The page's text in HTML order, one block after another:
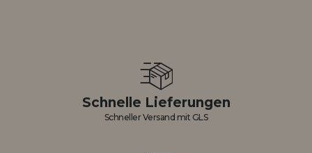
Schnelle Lieferungen
Schneller Versand mit GLS